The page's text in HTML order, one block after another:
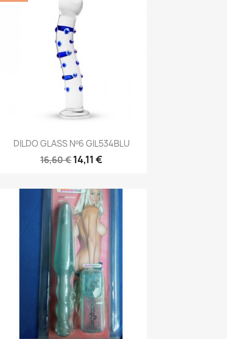
 Vista rápida
DILDO GLASS Nº6 GIL534BLU
16,60 €14,11 €